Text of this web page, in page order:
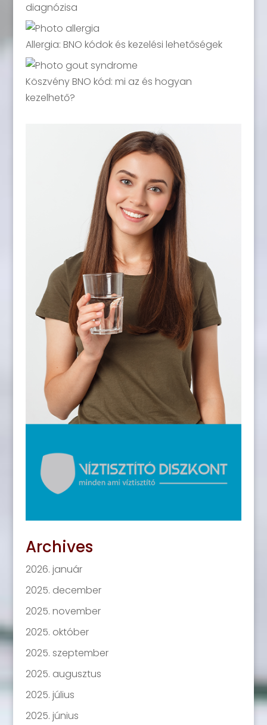
diagnózisa
Allergia: BNO kódok és kezelési lehetőségek
Köszvény BNO kód: mi az és hogyan
kezelhető?
Archives
2026. január
2025. december
2025. november
2025. október
2025. szeptember
2025. augusztus
2025. július
2025. június